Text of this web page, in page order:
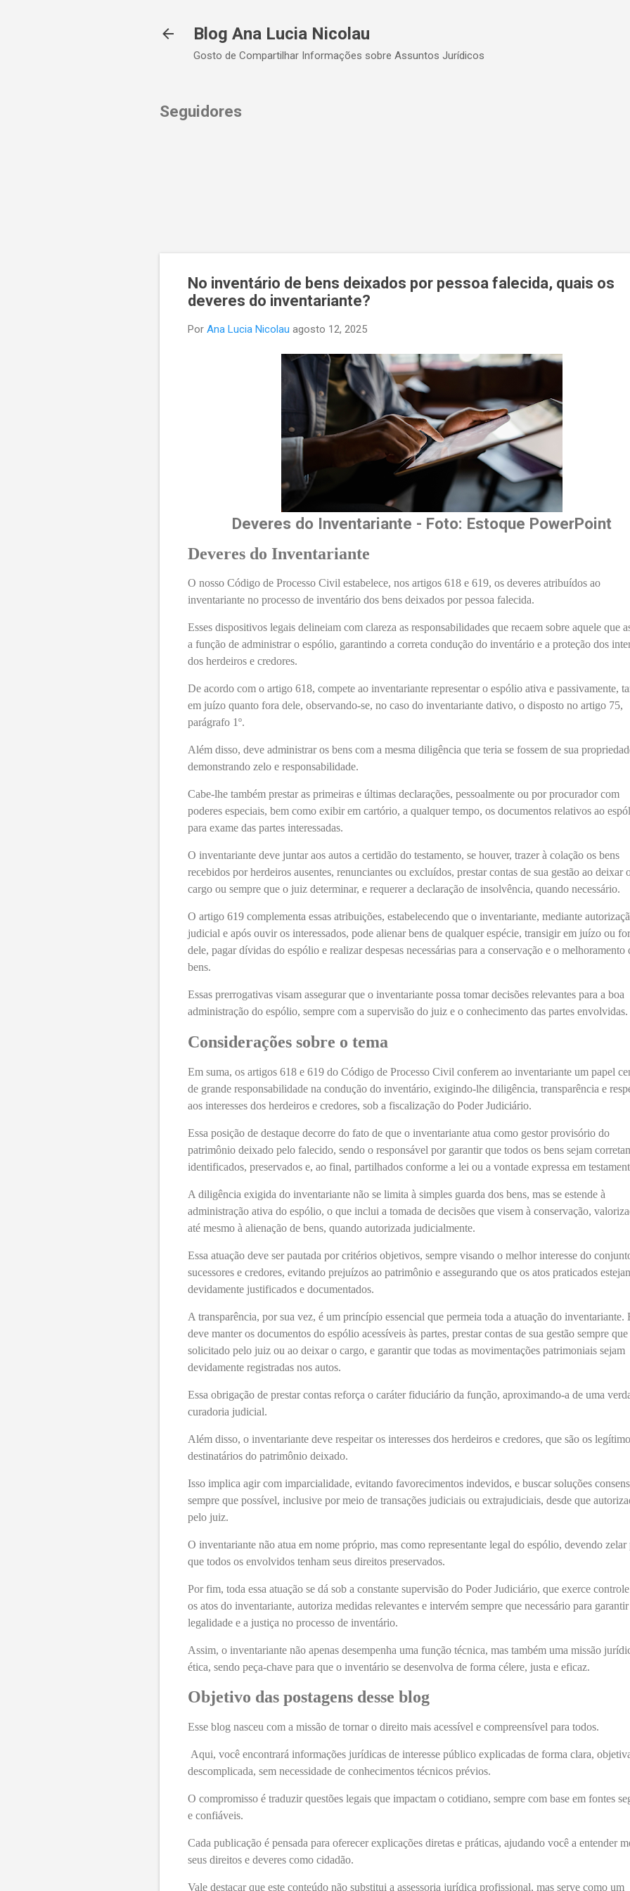
Blog Ana Lucia Nicolau
Gosto de Compartilhar Informações sobre Assuntos Jurídicos
Seguidores
No inventário de bens deixados por pessoa falecida, quais os
deveres do inventariante?
Por Ana Lucia Nicolau agosto 12, 2025
Deveres do Inventariante - Foto: Estoque PowerPoint
Deveres do Inventariante
O nosso Código de Processo Civil estabelece, nos artigos 618 e 619, os deveres atribuídos ao
inventariante no processo de inventário dos bens deixados por pessoa falecida.
Esses dispositivos legais delineiam com clareza as responsabilidades que recaem sobre aquele que
a função de administrar o espólio, garantindo a correta condução do inventário e a proteção dos
dos herdeiros e credores.
De acordo com o artigo 618, compete ao inventariante representar o espólio ativa e passivamente,
em juízo quanto fora dele, observando-se, no caso do inventariante dativo, o disposto no artigo 75,
parágrafo 1º.
Além disso, deve administrar os bens com a mesma diligência que teria se fossem de sua
demonstrando zelo e responsabilidade.
Cabe-lhe também prestar as primeiras e últimas declarações, pessoalmente ou por procurador com
poderes especiais, bem como exibir em cartório, a qualquer tempo, os documentos relativos ao
para exame das partes interessadas.
O inventariante deve juntar aos autos a certidão do testamento, se houver, trazer à colação os bens
recebidos por herdeiros ausentes, renunciantes ou excluídos, prestar contas de sua gestão ao deixar
cargo ou sempre que o juiz determinar, e requerer a declaração de insolvência, quando necessário.
O artigo 619 complementa essas atribuições, estabelecendo que o inventariante, mediante
judicial e após ouvir os interessados, pode alienar bens de qualquer espécie, transigir em juízo ou
dele, pagar dívidas do espólio e realizar despesas necessárias para a conservação e o melhoramento
bens.
Essas prerrogativas visam assegurar que o inventariante possa tomar decisões relevantes para a boa
administração do espólio, sempre com a supervisão do juiz e o conhecimento das partes envolvidas.
Considerações sobre o tema
Em suma, os artigos 618 e 619 do Código de Processo Civil conferem ao inventariante um papel
de grande responsabilidade na condução do inventário, exigindo-lhe diligência, transparência e
aos interesses dos herdeiros e credores, sob a fiscalização do Poder Judiciário.
Essa posição de destaque decorre do fato de que o inventariante atua como gestor provisório do
patrimônio deixado pelo falecido, sendo o responsável por garantir que todos os bens sejam
identificados, preservados e, ao final, partilhados conforme a lei ou a vontade expressa em
A diligência exigida do inventariante não se limita à simples guarda dos bens, mas se estende à
administração ativa do espólio, o que inclui a tomada de decisões que visem à conservação,
até mesmo à alienação de bens, quando autorizada judicialmente.
Essa atuação deve ser pautada por critérios objetivos, sempre visando o melhor interesse do
sucessores e credores, evitando prejuízos ao patrimônio e assegurando que os atos praticados
devidamente justificados e documentados.
A transparência, por sua vez, é um princípio essencial que permeia toda a atuação do inventariante.
deve manter os documentos do espólio acessíveis às partes, prestar contas de sua gestão sempre que
solicitado pelo juiz ou ao deixar o cargo, e garantir que todas as movimentações patrimoniais sejam
devidamente registradas nos autos.
Essa obrigação de prestar contas reforça o caráter fiduciário da função, aproximando-a de uma
curadoria judicial.
Além disso, o inventariante deve respeitar os interesses dos herdeiros e credores, que são os
destinatários do patrimônio deixado.
Isso implica agir com imparcialidade, evitando favorecimentos indevidos, e buscar soluções
sempre que possível, inclusive por meio de transações judiciais ou extrajudiciais, desde que
pelo juiz.
O inventariante não atua em nome próprio, mas como representante legal do espólio, devendo zelar
que todos os envolvidos tenham seus direitos preservados.
Por fim, toda essa atuação se dá sob a constante supervisão do Poder Judiciário, que exerce
os atos do inventariante, autoriza medidas relevantes e intervém sempre que necessário para garantir
legalidade e a justiça no processo de inventário.
Assim, o inventariante não apenas desempenha uma função técnica, mas também uma missão
ética, sendo peça-chave para que o inventário se desenvolva de forma célere, justa e eficaz.
Objetivo das postagens desse blog
Esse blog nasceu com a missão de tornar o direito mais acessível e compreensível para todos.
Aqui, você encontrará informações jurídicas de interesse público explicadas de forma clara,
descomplicada, sem necessidade de conhecimentos técnicos prévios.
O compromisso é traduzir questões legais que impactam o cotidiano, sempre com base em fontes
e confiáveis.
Cada publicação é pensada para oferecer explicações diretas e práticas, ajudando você a entender
seus direitos e deveres como cidadão.
Vale destacar que este conteúdo não substitui a assessoria jurídica profissional, mas serve como um